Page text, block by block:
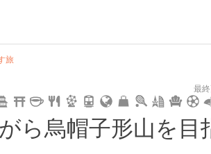
旅
最
kyoto ら烏帽子形山を目